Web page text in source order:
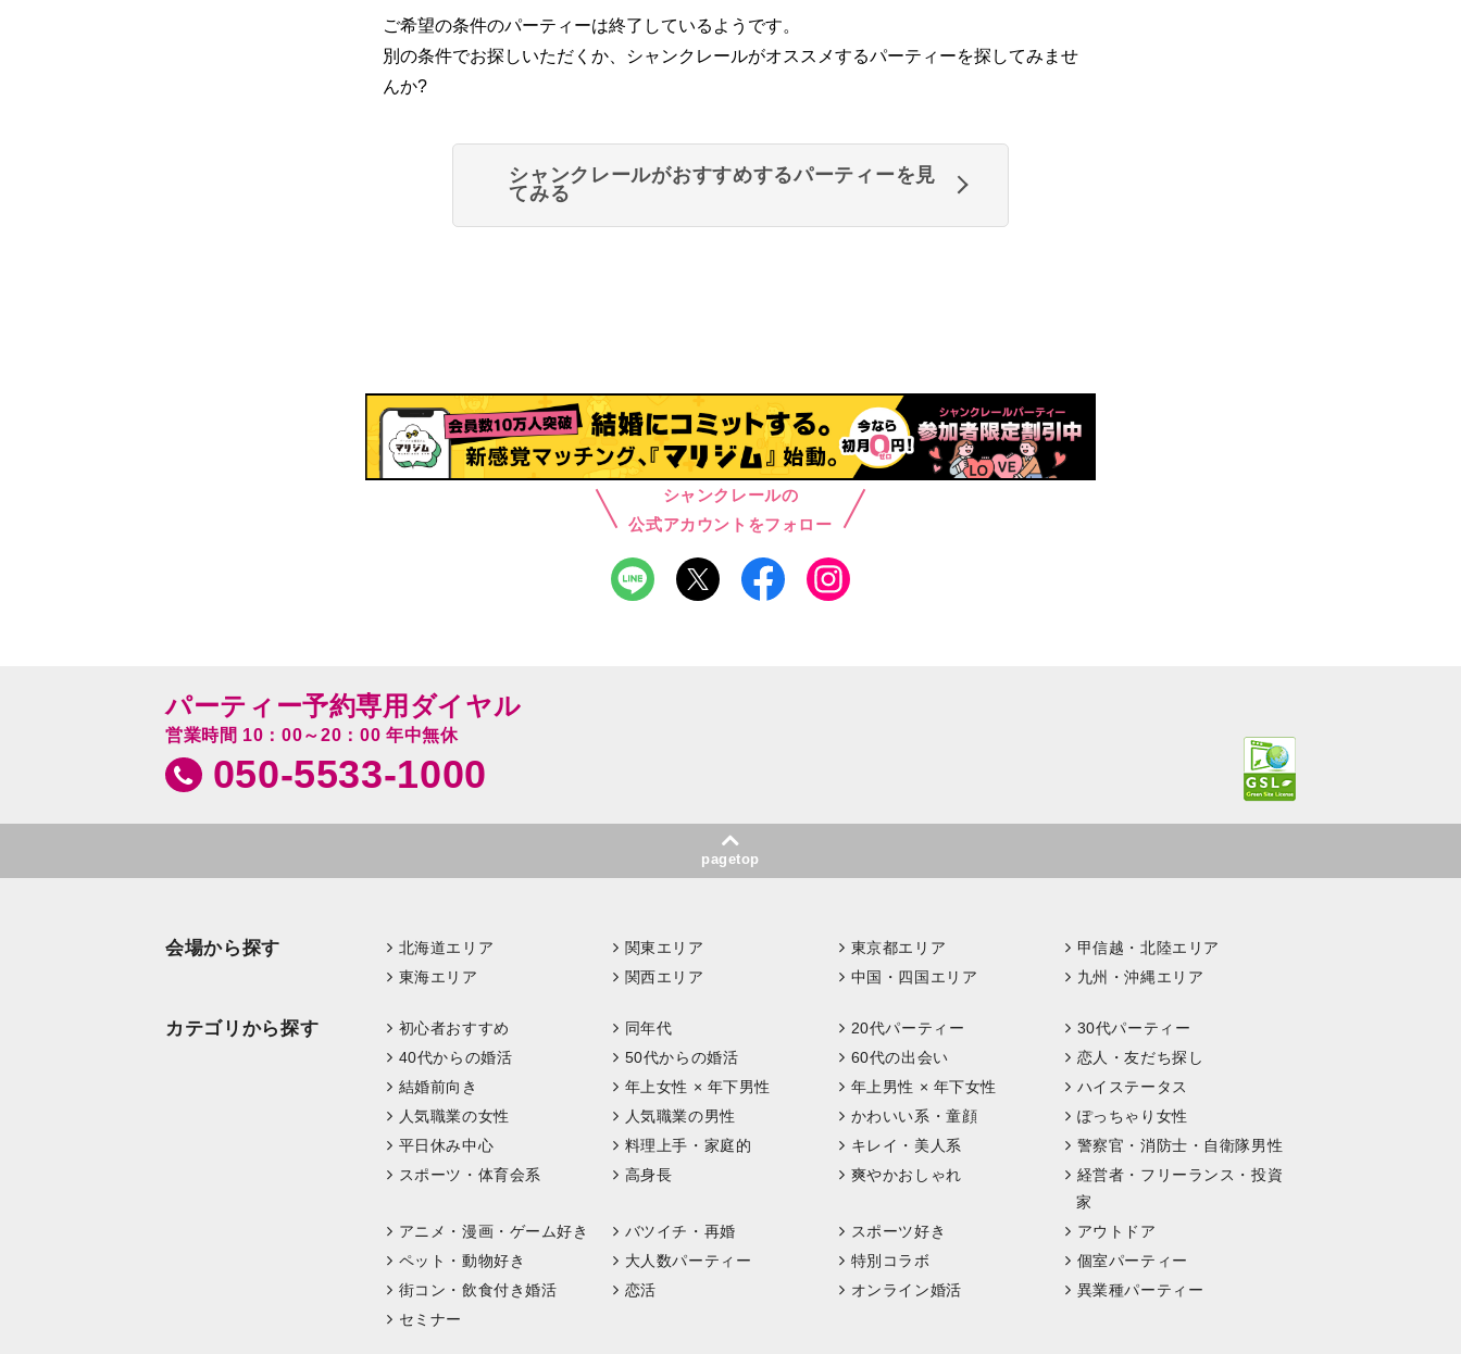
ご希望の条件のパーティーは終了しているようです。
別の条件でお探しいただくか、シャンクレールがオススメするパーティーを探してみませ
んか?
シャンクレールがおすすめするパーティーを見
てみる
シャンクレールの
公式アカウントをフォロー
パーティー予約専用ダイヤル
営業時間 10：00～20：00 年中無休
050-5533-1000
pagetop
会場から探す 北海道エリア 関東エリア 東京都エリア
甲信越・北陸エリア
東海エリア
関西エリア 中国・四国エリア 九州・沖縄エリア
カテゴリから探す 初心者おすすめ 同年代 20代パーティー
30代パーティー
40代からの婚活
50代からの婚活 60代の出会い
恋人・友だち探し
結婚前向き
年上女性 × 年下男性 年上男性 × 年下女性
ハイステータス
人気職業の女性
人気職業の男性 かわいい系・童顔
ぽっちゃり女性
平日休み中心
料理上手・家庭的 キレイ・美人系
警察官・消防士・自衛隊男性
スポーツ・体育会系
高身長 爽やかおしゃれ
経営者・フリーランス・投資
家
アニメ・漫画・ゲーム好き
バツイチ・再婚 スポーツ好き
アウトドア
ペット・動物好き
大人数パーティー 特別コラボ
個室パーティー
街コン・飲食付き婚活
恋活 オンライン婚活
異業種パーティー
セミナー